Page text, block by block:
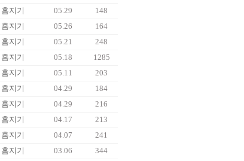
홈지기 05.29
148
홈지기 05.26
164
홈지기 05.21
248
홈지기 05.18
1285
홈지기 05.11
203
홈지기 04.29
184
홈지기 04.29
216
홈지기 04.17
213
홈지기 04.07
241
홈지기 03.06
344